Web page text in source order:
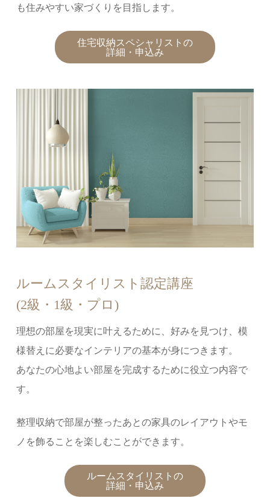
も住みやすい家づくりを⽬指します。
住宅収納スペシャリストの
詳細・申込み
ルームスタイリスト認定講座
(2級・1級・プロ)
理想の部屋を現実に叶えるために、好みを⾒つけ、模
様替えに必要なインテリアの基本が⾝につきます。
あなたの心地よい部屋を完成するために役立つ内容で
す。
整理収納で部屋が整ったあとの家具のレイアウトやモ
ノを飾ることを楽しむことができます。
ルームスタイリストの
詳細・申込み